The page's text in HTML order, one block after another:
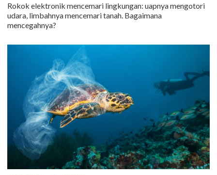
Rokok elektronik mencemari lingkungan: uapnya mengotori
udara, limbahnya mencemari tanah. Bagaimana
mencegahnya?